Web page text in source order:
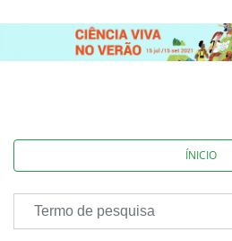
ÍNICIO